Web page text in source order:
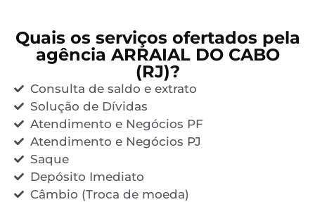
Quais os serviços ofertados pela
agência ARRAIAL DO CABO
(RJ)?
Consulta de saldo e extrato
Solução de Dívidas
Atendimento e Negócios PF
Atendimento e Negócios PJ
Saque
Depósito Imediato
Câmbio (Troca de moeda)